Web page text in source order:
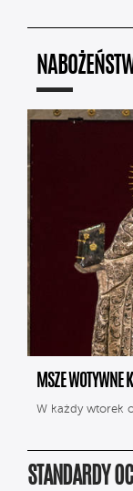
MSZE WOTYWNE
W każdy wtorek
STANDARDY